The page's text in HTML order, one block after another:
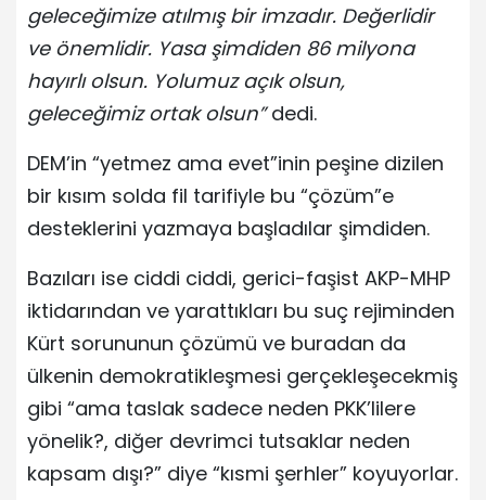
geleceğimize atılmış bir imzadır. Değerlidir
ve önemlidir. Yasa şimdiden 86 milyona
hayırlı olsun. Yolumuz açık olsun,
geleceğimiz ortak olsun”dedi.
DEM’in “yetmez ama evet”inin peşine dizilen
bir kısım solda fil tarifiyle bu “çözüm”e
desteklerini yazmaya başladılar şimdiden.
Bazıları ise ciddi ciddi, gerici-faşist AKP-MHP
iktidarından ve yarattıkları bu suç rejiminden
Kürt sorununun çözümü ve buradan da
ülkenin demokratikleşmesi gerçekleşecekmiş
gibi “ama taslak sadece neden PKK’lilere
yönelik?, diğer devrimci tutsaklar neden
kapsam dışı?” diye “kısmi şerhler” koyuyorlar.